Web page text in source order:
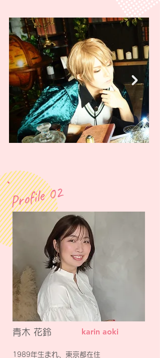
Profile 02
​青木 花鈴 karin aoki
1989年生まれ、東京都在住